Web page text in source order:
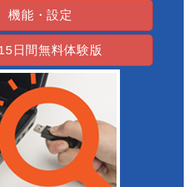
Ver1.0.14 にて不具合改修さ
Ver1.0.9 にて不具合改修され
Ver1.2.11 にて不具合改修され
いて
）午後～翌年１月５日まで休業
開始
機能・設定
日間無料体験版